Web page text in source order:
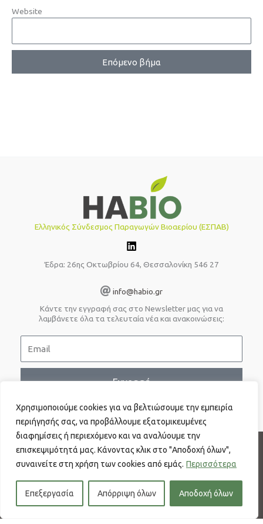
Χρησιμοποιούμε cookies για να βελτιώσουμε την εμπειρία
περιήγησής σας, να προβάλλουμε εξατομικευμένες
διαφημίσεις ή περιεχόμενο και να αναλύουμε την
επισκεψιμότητά μας. Κάνοντας κλικ στο "Αποδοχή όλων",
συναινείτε στη χρήση των cookies από εμάς. Περισσότερα
Επεξεργασία Απόρριψη όλων Αποδοχή όλων
Website
Επόμενο βήμα
Ελληνικός Σύνδεσμος Παραγωγών Βιοαερίου (ΕΣΠΑΒ)
Έδρα: 26ης Οκτωβρίου 64, Θεσσαλονίκη 546 27
info@habio.gr
Κάντε την εγγραφή σας στο Newsletter μας για να
λαμβάνετε όλα τα τελευταία νέα και ανακοινώσεις:
a
i
Εγγραφή
Πολιτική απορρήτου
Ενημέρωση περί προστασίας προσωπικών δεδομένων
Copyright © 2026 Ελληνικός Σύνδεσμος Παραγωγών Βιοαερίου - ΕΣΠΑΒ |Powered by D4